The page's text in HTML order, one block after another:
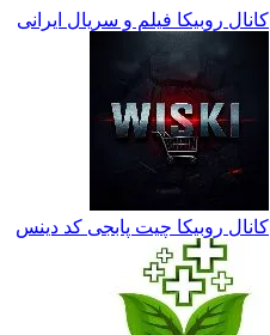
کانال روبیکا فیلم و سریال ایرانی
کانال روبیکا چیت پابجی کد دینس